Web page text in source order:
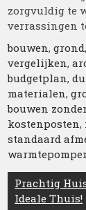
zorgvuldig te
verrassingen
bouwen,grond,
vergelijken,
budgetplan,
materialen,
bouwen
kostenposten,
standaard
Prachtig
Ideale Thuis!